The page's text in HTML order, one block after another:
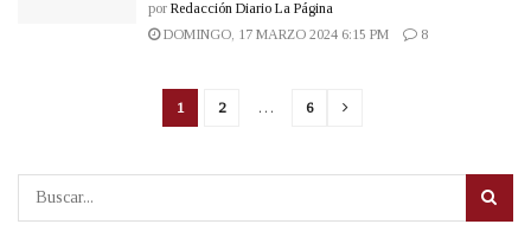
por Redacción Diario La Página
DOMINGO, 17 MARZO 2024 6:15 PM
8
1 2 … 6